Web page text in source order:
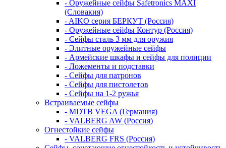
- Оружейные сейфы Safetronics MAXI
(Словакия)
- AIKO серия БЕРКУТ (Россия)
- Оружейные сейфы Контур (Россия)
- Сейфы сталь 3 мм для оружия
- Элитные оружейные сейфы
- Армейские шкафы и сейфы для полиции
- Ложементы и подставки
- Сейфы для патронов
- Сейфы для пистолетов
- Сейфы на 1-2 ружья
Встраиваемые сейфы
- MDTB VEGA (Германия)
- VALBERG AW (Россия)
Огнестойкие сейфы
- VALBERG FRS (Россия)